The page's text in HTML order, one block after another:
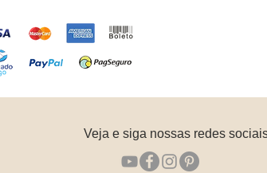
Veja e siga nossas redes